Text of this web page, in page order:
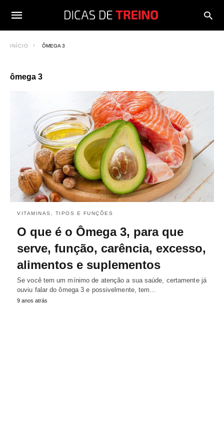
INÍCIO ÔMEGA 3
ômega 3
VITAMINAS, TIPOS E FUNÇÕES
O que é o Ômega 3, para que
serve, função, carência, excesso,
alimentos e suplementos
Se você tem um mínimo de atenção a sua saúde, certamente já
ouviu falar do ômega 3 e possivelmente, tem…
9 anos atrás